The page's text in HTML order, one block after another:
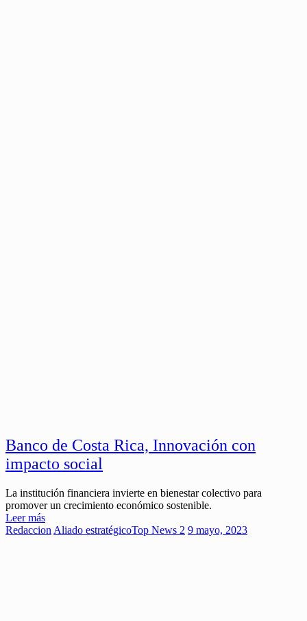
Banco de Costa Rica, Innovación con
impacto social
La institución financiera invierte en bienestar colectivo para
promover un crecimiento económico sostenible.
Leer más
Redaccion Aliado estratégicoTop News 2 9 mayo, 2023